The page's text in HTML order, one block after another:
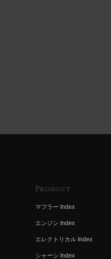
Product
マフラー Index
エンジン Index
エレクトリカル Index
シャーシ Index